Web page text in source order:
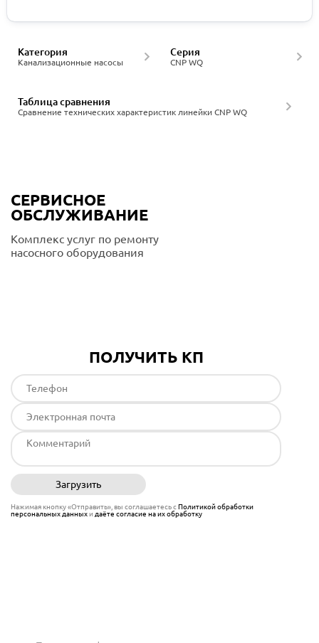
Канализационные насосы
Категория
CNP WQ
Серия
Сравнение технических характеристик линейки CNP WQ
Таблица сравнения
СЕРВИСНОЕ
ОБСЛУЖИВАНИЕ
Комплекс услуг по ремонту
насосного оборудования
ПОЛУЧИТЬ КП
Загрузить
Нажимая кнопку «Отправить», вы соглашаетесь сПолитикой обработки
персональных данныхи даёте согласие на их обработку